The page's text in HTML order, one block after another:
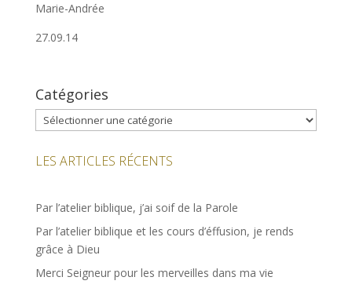
Marie-Andrée
27.09.14
Catégories
Catégories
LES ARTICLES RÉCENTS
Par l’atelier biblique, j’ai soif de la Parole
Par l’atelier biblique et les cours d’éffusion, je rends
grâce à Dieu
Merci Seigneur pour les merveilles dans ma vie